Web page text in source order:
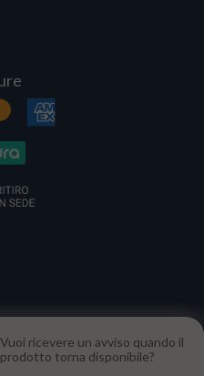
Vuoi ricevere un avviso quando il
prodotto torna disponibile?
Srl - P.IVA IT12731330960